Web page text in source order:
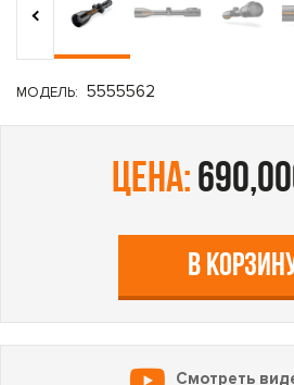
‹
МОДЕЛЬ: 5555562
цена:
В
Смотреть